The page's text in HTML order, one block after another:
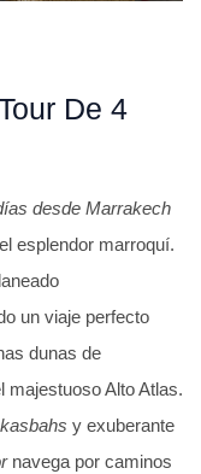
De 4
desde Marrakech
esplendor marroquí.
un viaje perfecto
dunas de
majestuoso Alto Atlas.
kasbahs y exuberante
navega por caminos